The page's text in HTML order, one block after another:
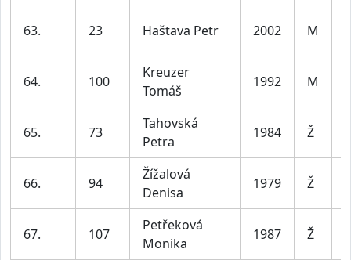
63. 23 Haštava Petr 2002 M
64. 100
Kreuzer
Tomáš
1992 M
65. 73
Tahovská
Petra
1984 Ž
66. 94
Žížalová
Denisa
1979 Ž
67. 107
Petřeková
Monika
1987 Ž